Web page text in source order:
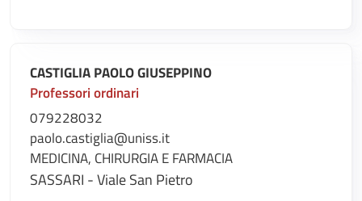
CASTIGLIA PAOLO GIUSEPPINO
Professori ordinari
079228032
paolo.castiglia@uniss.it
MEDICINA, CHIRURGIA E FARMACIA
SASSARI - Viale San Pietro